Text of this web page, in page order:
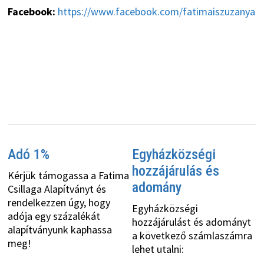
Facebook: https://www.facebook.com/fatimaiszuzanya
Adó 1%
Kérjük támogassa a Fatima
Csillaga Alapítványt és
rendelkezzen úgy, hogy
adója egy százalékát
alapítványunk kaphassa
meg!
Egyházközségi
hozzájárulás és
adomány
Egyházközségi
hozzájárulást és adományt
a következő számlaszámra
lehet utalni: